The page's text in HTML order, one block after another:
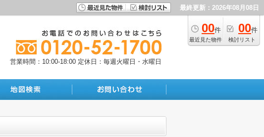
最終更新：2026年08月08日
00件
最近見た物件
00件
検討リスト
営業時間：10:00-18:00 定休日：毎週火曜日・水曜日